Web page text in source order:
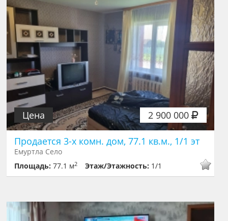
2 900 000
Цена
Продается 3-х комн. дом, 77.1 кв.м., 1/1 эт
Емуртла Село
Площадь:77.1 м2 Этаж/Этажность: 1/1